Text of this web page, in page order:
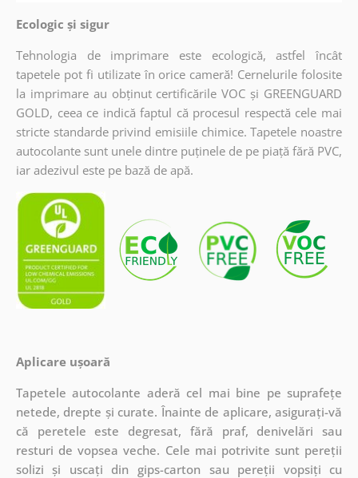
Ecologic și sigur
Tehnologia de imprimare este ecologică, astfel încât
tapetele pot fi utilizate în orice cameră! Cernelurile folosite
la imprimare au obținut certificările VOC și GREENGUARD
GOLD, ceea ce indică faptul că procesul respectă cele mai
stricte standarde privind emisiile chimice. Tapetele noastre
autocolante sunt unele dintre puținele de pe piață fără PVC,
iar adezivul este pe bază de apă.
Aplicare ușoară
Tapetele autocolante aderă cel mai bine pe suprafețe
netede, drepte și curate. Înainte de aplicare, asigurați-vă
că peretele este degresat, fără praf, denivelări sau
resturi de vopsea veche. Cele mai potrivite sunt pereții
solizi și uscați din gips-carton sau pereții vopsiți cu